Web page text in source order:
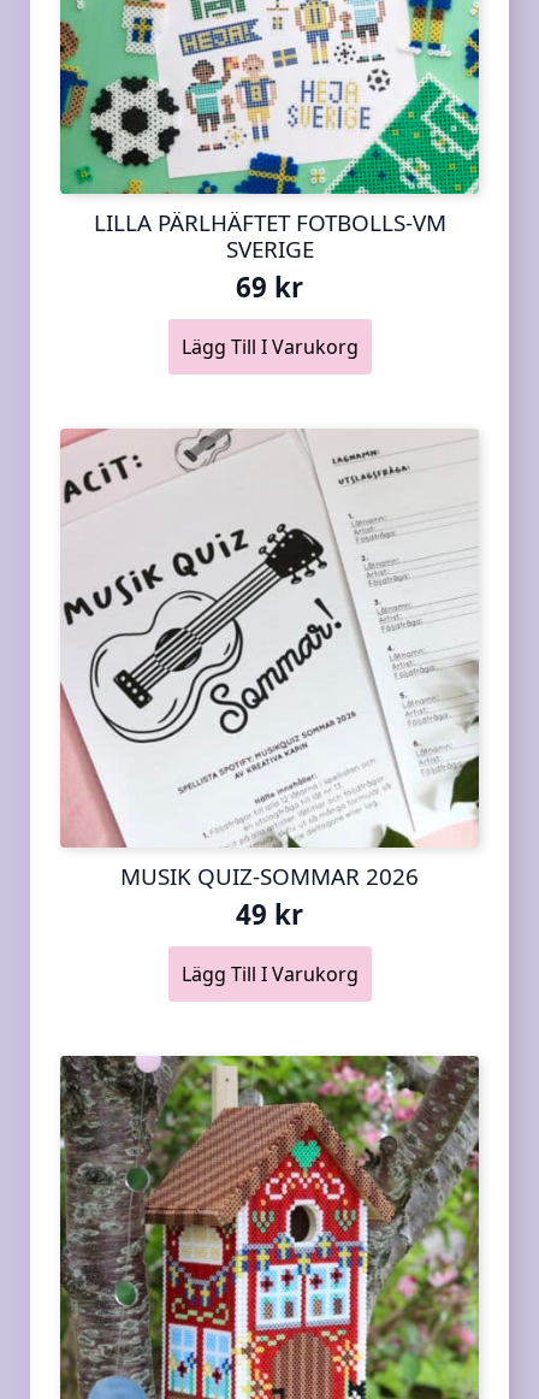
LILLA PÄRLHÄFTET FOTBOLLS-VM
SVERIGE
69 kr
Lägg Till I Varukorg
MUSIK QUIZ-SOMMAR 2026
49 kr
Lägg Till I Varukorg